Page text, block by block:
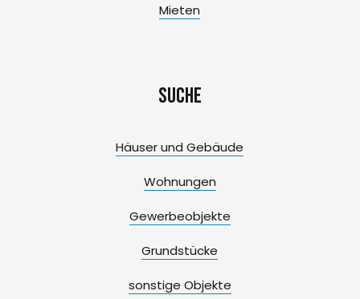
Mieten
Suche
Häuser und Gebäude
Wohnungen
Gewerbeobjekte
Grundstücke
sonstige Objekte